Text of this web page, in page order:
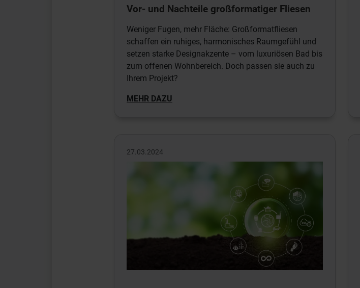
Vor- und Nachteile großformatiger Fliesen
Weniger Fugen, mehr Fläche: Großformatfliesen
schaffen ein ruhiges, harmonisches Raumgefühl und
setzen starke Designakzente – vom luxuriösen Bad bis
zum offenen Wohnbereich. Doch passen sie auch zu
Ihrem Projekt?
MEHR DAZU
27.03.2024